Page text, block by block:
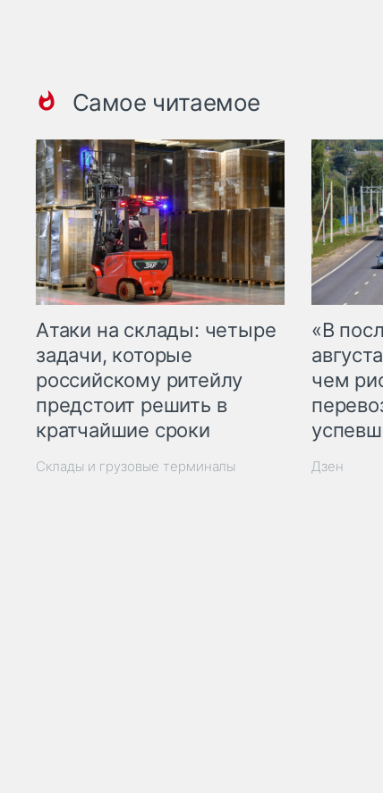
Самое читаемое
Атаки на склады: четыре
задачи, которые
российскому ритейлу
предстоит решить в
кратчайшие сроки
Склады и грузовые терминалы
«В
чем
Дзен